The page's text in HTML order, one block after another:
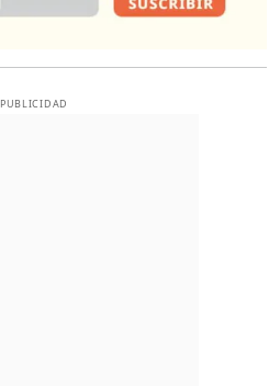
PUBLICIDAD